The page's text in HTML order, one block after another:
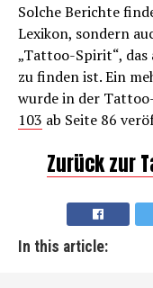
Solche Berichte
Lexikon, sondern
„Tattoo-Spirit“, das
zu finden ist. Ein
wurde in der
103 ab Seite 86
Zurück zur
In this article: